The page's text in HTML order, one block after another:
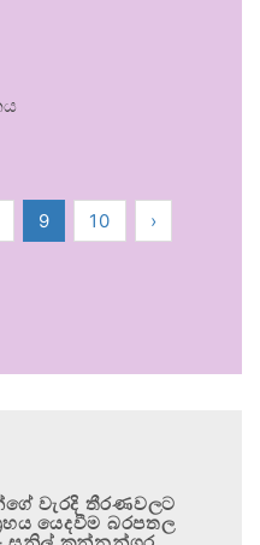
9 10 ›
වැරදි තීරණවලට
යෙදවීම බරපතල